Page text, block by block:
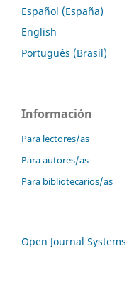
Español (España)
English
Português (Brasil)
Información
Para lectores/as
Para autores/as
Para bibliotecarios/as
Open Journal Systems